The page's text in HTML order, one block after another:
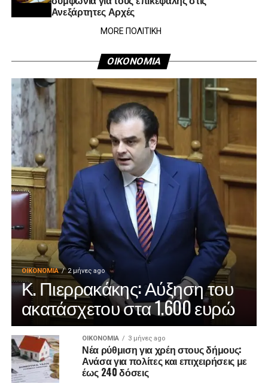
Ανεξάρτητες Αρχές
MORE ΠΟΛΙΤΙΚΗ
ΟΙΚΟΝΟΜΙΑ
ΟΙΚΟΝΟΜΊΑ 2 μήνες ago
Κ. Πιερρακάκης: Αύξηση του
ακατάσχετου στα 1.600 ευρώ
ΟΙΚΟΝΟΜΊΑ 3 μήνες ago
Νέα ρύθμιση για χρέη στους δήμους:
Ανάσα για πολίτες και επιχειρήσεις με
έως 240 δόσεις